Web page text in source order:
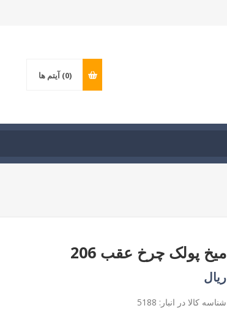
(0) آیتم ها
میخ پولک چرخ عقب 206
ریال
شناسه کالا در انبار: 5188